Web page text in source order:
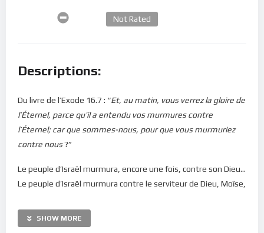
Not Rated
Descriptions:
Du livre de l’Exode 16.7 : “Et, au matin, vous verrez la gloire de
l’Éternel, parce qu’il a entendu vos murmures contre
l’Éternel; car que sommes-nous, pour que vous murmuriez
contre nous?”
Le peuple d’Israël murmura, encore une fois, contre son Dieu…
Le peuple d’Israël murmura contre le serviteur de Dieu, Moïse,
Le peuple d’Israël avait faim et pensait être victime… de
supercherie, de trahison, du “mauvais choix” fait par l’Éternel
SHOW MORE